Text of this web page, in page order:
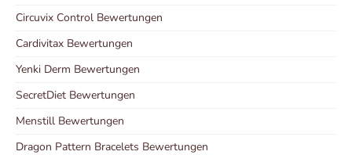
Circuvix Control Bewertungen
Cardivitax Bewertungen
Yenki Derm Bewertungen
SecretDiet Bewertungen
Menstill Bewertungen
Dragon Pattern Bracelets Bewertungen